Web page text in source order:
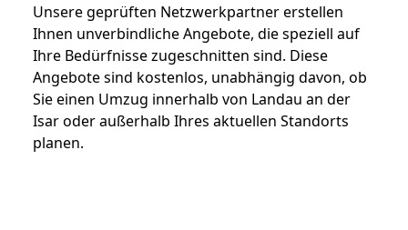
Unsere geprüften Netzwerkpartner erstellen
Ihnen unverbindliche Angebote, die speziell auf
Ihre Bedürfnisse zugeschnitten sind. Diese
Angebote sind kostenlos, unabhängig davon, ob
Sie einen Umzug innerhalb von Landau an der
Isar oder außerhalb Ihres aktuellen Standorts
planen.